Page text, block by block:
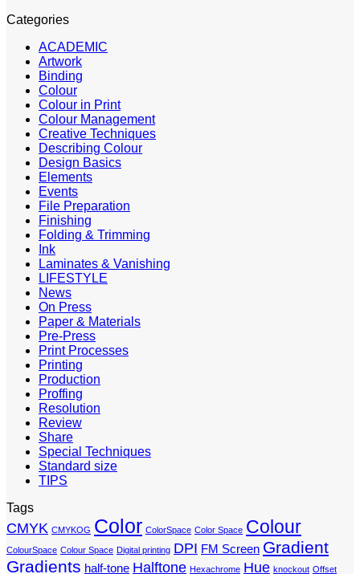
Categories
ACADEMIC
Artwork
Binding
Colour
Colour in Print
Colour Management
Creative Techniques
Describing Colour
Design Basics
Elements
Events
File Preparation
Finishing
Folding & Trimming
Ink
Laminates & Vanishing
LIFESTYLE
News
On Press
Paper & Materials
Pre-Press
Print Processes
Printing
Production
Proffing
Resolution
Review
Share
Special Techniques
Standard size
TIPS
Tags
CMYK CMYKOG Color ColorSpace Color Space Colour
ColourSpace Colour Space Digital printing DPI FM Screen Gradient
Gradients half-tone Halftone Hexachrome Hue knockout Offset